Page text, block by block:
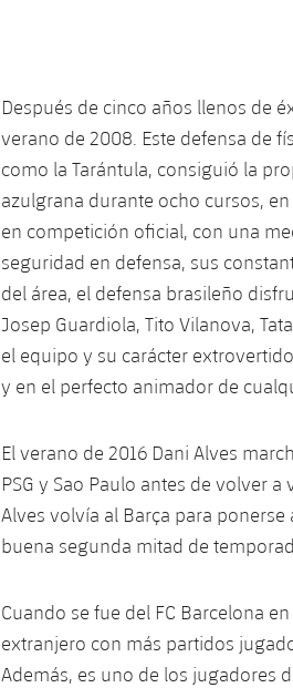
Después de cinco años llenos de
verano de 2008. Este defensa de
como la Tarántula, consiguió la
azulgrana durante ocho cursos,
en competición oficial, con una
seguridad en defensa, sus
del área, el defensa brasileño
Josep Guardiola, Tito Vilanova,
el equipo y su carácter
y en el perfecto animador de
El verano de 2016 Dani Alves
PSG y Sao Paulo antes de volver
Alves volvía al Barça para
buena segunda mitad de
Cuando se fue del FC Barcelona
extranjero con más partidos
Además, es uno de los jugadores